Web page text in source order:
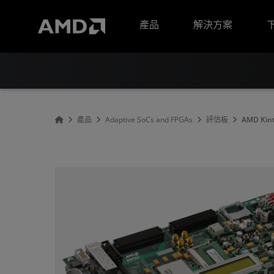
產品
解決方案
產品 Adaptive SoCs and FPGAs 評估板 AMD